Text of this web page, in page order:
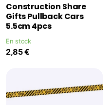
Construction Share
Gifts Pullback Cars
5.5cm 4pcs
En stock
2,85 €